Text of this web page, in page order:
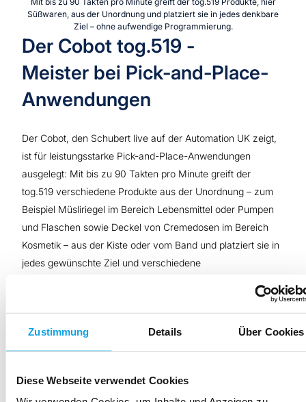
Zustimmung Details Über Cookies
Diese Webseite verwendet Cookies
Süßwaren, aus der Unordnung und platziert sie in jedes denkbare
Ziel – ohne aufwendige Programmierung.
Der Cobot tog.519 -
Meister bei Pick-and-Place-
Anwendungen
Der Cobot, den Schubert live auf der Automation UK zeigt,
ist für leistungsstarke Pick-and-Place-Anwendungen
ausgelegt: Mit bis zu 90 Takten pro Minute greift der
tog.519 verschiedene Produkte aus der Unordnung – zum
Beispiel Müsliriegel im Bereich Lebensmittel oder Pumpen
und Flaschen sowie Deckel von Cremedosen im Bereich
Kosmetik – aus der Kiste oder vom Band und platziert sie in
jedes gewünschte Ziel und verschiedene
Schubert entwickelte KI-gestützte Bildverarbeitung. Sie
erkennt sowohl Produkte beim Aufnehmen als auch die
Umgebung, in der sie platziert werden sollen. Entwickelt
wurde der Cobot, um die Zuführung an der
händisch gehandhabt wird. Denn Abläufe wie Produkte aus